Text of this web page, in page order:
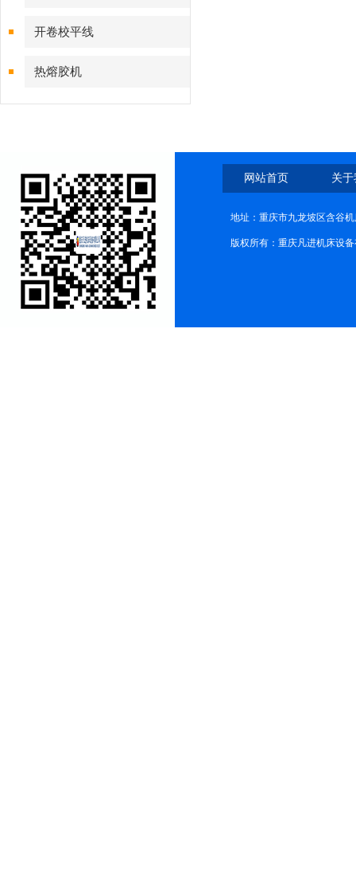
开卷校平线
热熔胶机
网站首页 关
地址：重庆市九龙坡区含谷
版权所有：重庆凡进机床设